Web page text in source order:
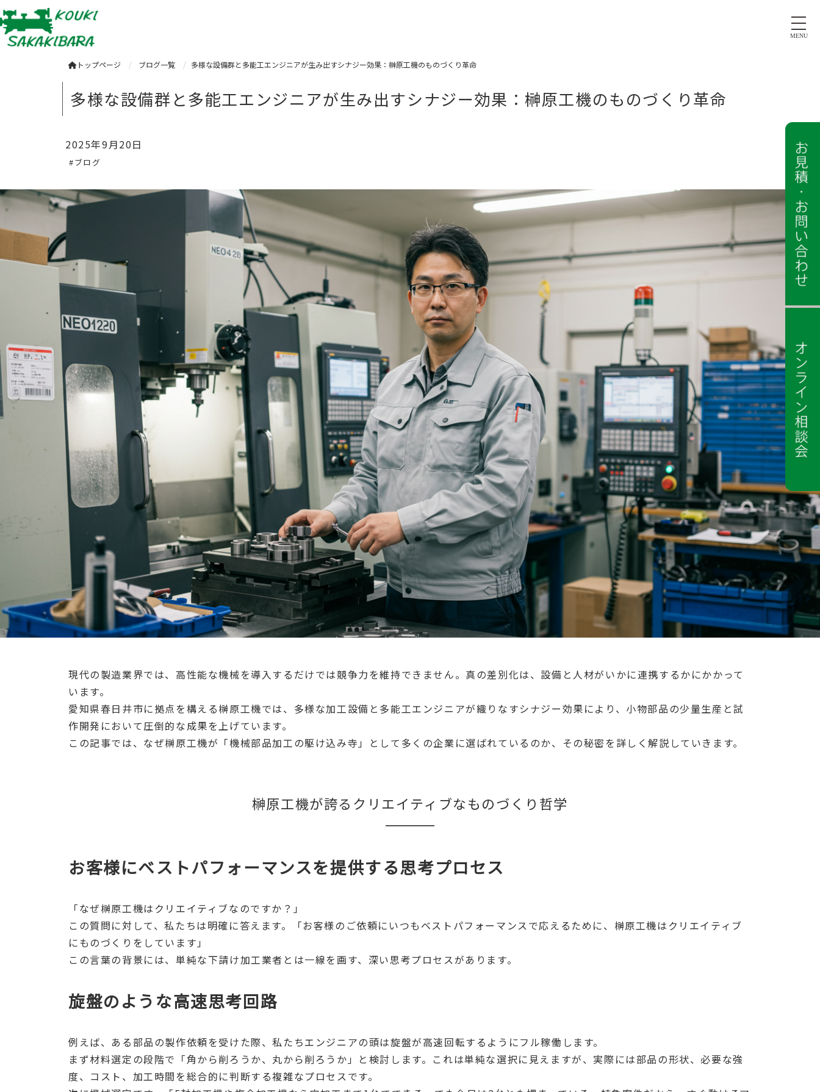
MENU
トップページ ブログ一覧 多様な設備群と多能工エンジニアが生み出すシナジー効果：榊原工機のものづくり革命
多様な設備群と多能工エンジニアが生み出すシナジー効果：榊原工機のものづくり革命
2025年9月20日
#ブログ
現代の製造業界では、高性能な機械を導入するだけでは競争力を維持できません。真の差別化は、設備と人材がいかに連携するかにかかって
います。
愛知県春日井市に拠点を構える榊原工機では、多様な加工設備と多能工エンジニアが織りなすシナジー効果により、小物部品の少量生産と試
作開発において圧倒的な成果を上げています。
この記事では、なぜ榊原工機が「機械部品加工の駆け込み寺」として多くの企業に選ばれているのか、その秘密を詳しく解説していきます。
榊原工機が誇るクリエイティブなものづくり哲学
お客様にベストパフォーマンスを提供する思考プロセス
「なぜ榊原工機はクリエイティブなのですか？」
この質問に対して、私たちは明確に答えます。「お客様のご依頼にいつもベストパフォーマンスで応えるために、榊原工機はクリエイティブ
にものづくりをしています」
この言葉の背景には、単純な下請け加工業者とは一線を画す、深い思考プロセスがあります。
旋盤のような高速思考回路
例えば、ある部品の製作依頼を受けた際、私たちエンジニアの頭は旋盤が高速回転するようにフル稼働します。
まず材料選定の段階で「角から削ろうか、丸から削ろうか」と検討します。これは単純な選択に見えますが、実際には部品の形状、必要な強
度、コスト、加工時間を総合的に判断する複雑なプロセスです。